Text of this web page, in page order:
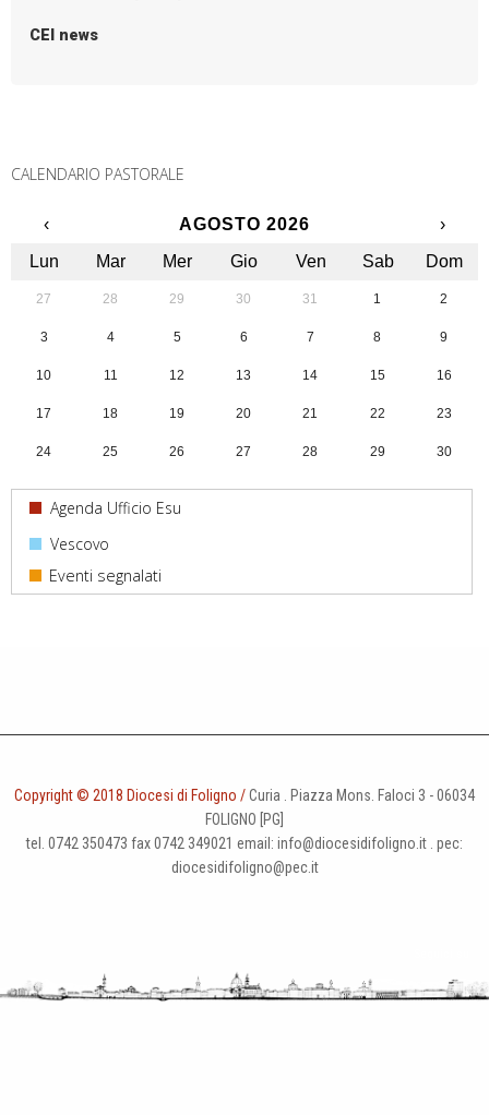
CEI news
CALENDARIO PASTORALE
‹ AGOSTO 2026
›
Lun
Mar Mer Gio Ven Sab Dom
27 28 29 30 31 1 2
3 4 5 6 7 8 9
10 11 12 13 14 15 16
17 18 19 20 21 22 23
24 25 26 27 28 29 30
31 1 2 3 4 5 6
Agenda Ufficio Esu
Vescovo
Copyright © 2018 Diocesi di Foligno /Curia . Piazza Mons. Faloci 3 - 06034
FOLIGNO [PG]
tel. 0742 350473 fax 0742 349021 email: info@diocesidifoligno.it . pec:
diocesidifoligno@pec.it